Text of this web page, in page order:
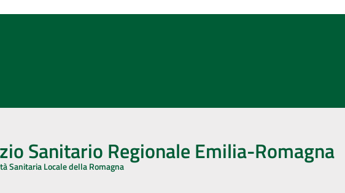
Sanitario Regionale Emilia-Romagna
Sanitaria Locale della Romagna